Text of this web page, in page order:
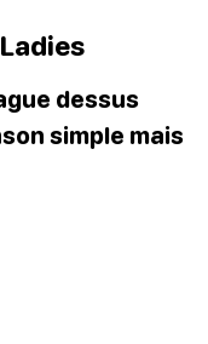
dessus
simple mais